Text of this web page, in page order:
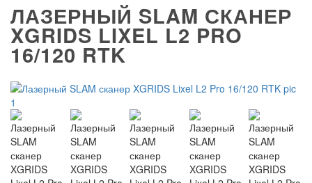
ЛАЗЕРНЫЙ SLAM СКАНЕР
XGRIDS LIXEL L2 PRO
16/120 RTK